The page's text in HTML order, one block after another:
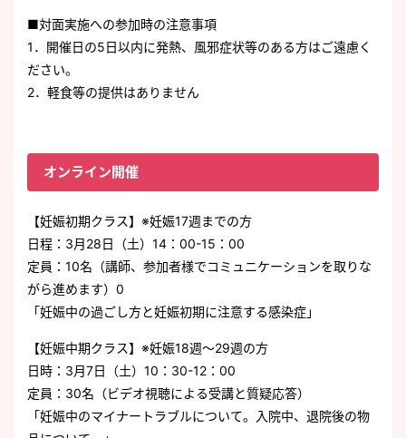
■対面実施への参加時の注意事項
1．開催日の5日以内に発熱、風邪症状等のある方はご遠慮く
ださい。
2．軽食等の提供はありません
オンライン開催
【妊娠初期クラス】※妊娠17週までの方
日程：3月28日（土）14：00-15：00
定員：10名（講師、参加者様でコミュニケーションを取りな
がら進めます）0
「妊娠中の過ごし方と妊娠初期に注意する感染症」
【妊娠中期クラス】※妊娠18週～29週の方
日時：3月7日（土）10：30-12：00
定員：30名（ビデオ視聴による受講と質疑応答）
「妊娠中のマイナートラブルについて。入院中、退院後の物